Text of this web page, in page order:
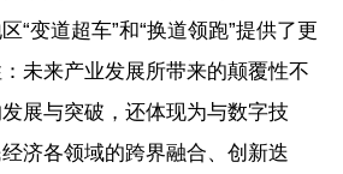
“变道超车”和“换道领跑”提供了更
未来产业发展所带来的颠覆性不
展与突破，还体现为与数字技
济各领域的跨界融合、创新迭